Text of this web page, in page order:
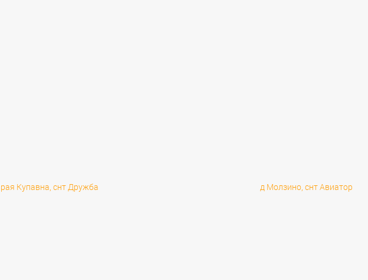
Купавна, снт Дружба д Молзино, снт Авиатор